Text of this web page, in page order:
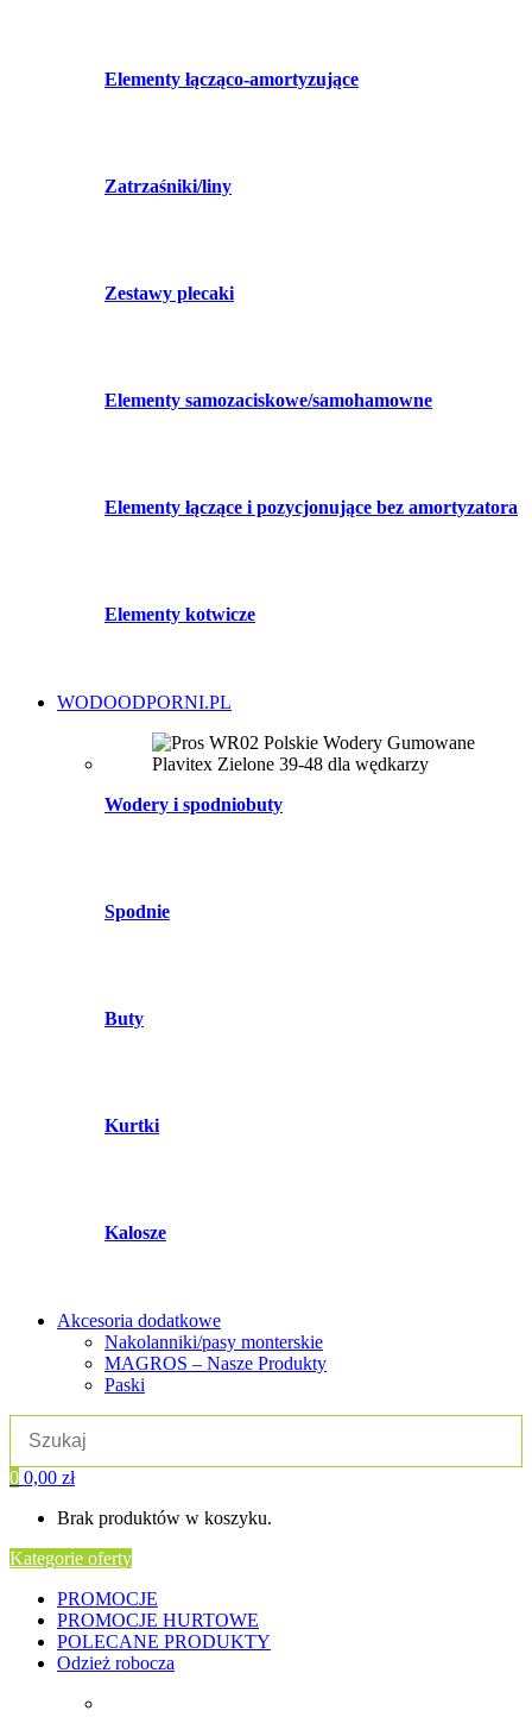
Elementy łącząco-amortyzujące
Zatrzaśniki/liny
Zestawy plecaki
Elementy samozaciskowe/samohamowne
Elementy łączące i pozycjonujące bez amortyzatora
Elementy kotwicze
WODOODPORNI.PL
Wodery i spodniobuty
Spodnie
Buty
Kurtki
Kalosze
Akcesoria dodatkowe
Nakolanniki/pasy monterskie
MAGROS – Nasze Produkty
Paski
0 0,00 zł
Brak produktów w koszyku.
Kategorie oferty
PROMOCJE
PROMOCJE HURTOWE
POLECANE PRODUKTY
Odzież robocza